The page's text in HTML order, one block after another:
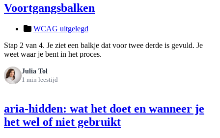
Voortgangsbalken
WCAG uitgelegd
Stap 2 van 4. Je ziet een balkje dat voor twee derde is gevuld. Je
weet waar je bent in het proces.
Julia Tol
1 min leestijd
aria-hidden: wat het doet en wanneer je
het wel of niet gebruikt